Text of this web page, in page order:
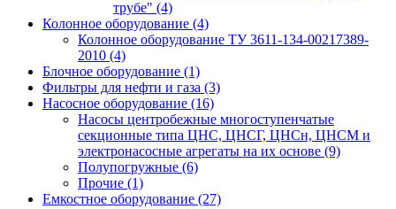
трубе" (4)
Колонное оборудование (4)
Колонное оборудование ТУ 3611-134-00217389-
2010 (4)
Блочное оборудование (1)
Фильтры для нефти и газа (3)
Насосное оборудование (16)
Насосы центробежные многоступенчатые
секционные типа ЦНС, ЦНСГ, ЦНСн, ЦНСМ и
электронасосные агрегаты на их основе (9)
Полупогружные (6)
Прочие (1)
Емкостное оборудование (27)